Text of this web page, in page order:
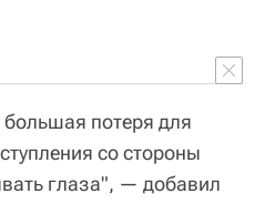
потеря для
со стороны
глаза", — добавил